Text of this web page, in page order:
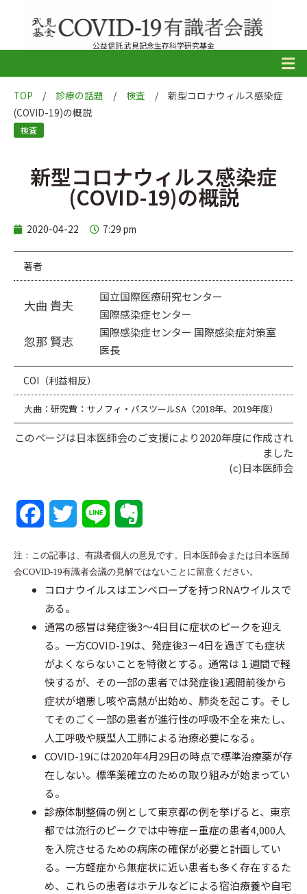
公益信託 武見記念生存科学研究基金
TOP / 診療の話題 / 検査 / 新型コロナウィルス感染症
(COVID-19)の概説
検査
新型コロナウィルス感染症
(COVID-19)の概説
2020-04-22 7:29 pm
著者
大曲 貴夫
国立国際医療研究センター
国際感染症センター
忽那 賢志
国際感染症センター 国際感染症対策室
医長
COI（利益相反）
大曲：研究費：サノフィ・パスツールSA（2018年、2019年度）
このページは日本医師会のご支援により2020年度に作成され
ました
(c)日本医師会
c
e
b
o
o
k
i
t
t
e
r
n
e
e
r
n
o
t
e
注：この記事は、有識者個人の意見です。日本医師会または日本医師
会COVID-19有識者会議の見解ではないことに留意ください。
コロナウイルスはエンベロープを持つRNAウイルスで
ある。
通常の感冒は発症後3～4日目に症状のピークを迎え
る。一方COVID-19は、発症後3－4日を過ぎても症状
がよくならないことを特徴とする。通常は１週間で軽
快するが、その一部の患者では発症後1週間前後から
症状が増悪し咳や高熱が出始め、肺炎を起こす。そし
てそのごく一部の患者が進行性の呼吸不全を来たし、
人工呼吸や膜型人工肺による治療必要になる。
COVID-19には2020年4月29日の時点で標準治療薬が存
在しない。標準薬確立のための取り組みが始まってい
る。
診療体制整備の例として東京都の例を挙げると、東京
都では流行のピークでは中等症－重症の患者4,000人
を入院させるための病床の確保が必要と計画してい
る。一方軽症から無症状に近い患者も多く存在するた
め、これらの患者はホテルなどによる宿泊療養や自宅